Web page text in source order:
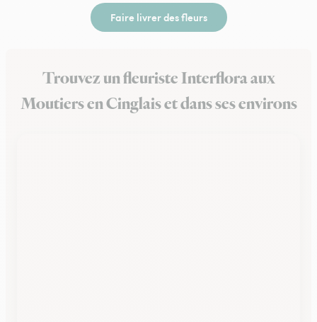
Faire livrer des fleurs
Trouvez un fleuriste Interflora aux
Moutiers en Cinglais et dans ses environs